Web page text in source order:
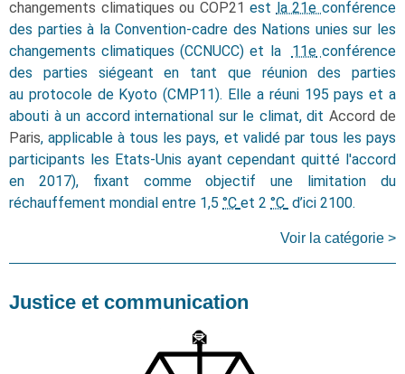
changements climatiques ou COP21 est la 21e conférence
des parties à la Convention-cadre des Nations unies sur les
changements climatiques (CCNUCC) et la
11e conférence
des parties siégeant en tant que réunion des parties
au protocole de Kyoto (CMP11). Elle a réuni 195 pays et a
abouti à un accord international sur le climat, dit Accord de
Paris, applicable à tous les pays, et validé par tous les pays
participants les Etats-Unis ayant cependant quitté l'accord
en 2017), fixant comme objectif une limitation du
réchauffement mondial entre 1,5 °C et 2 °C d’ici 2100.
Voir la catégorie >
Justice et communication